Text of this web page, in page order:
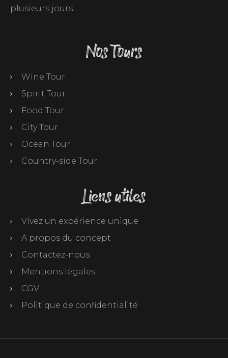
plusieurs jours…
Nos Tours
Wine Tour
Spirit Tour
Food Tour
City Tour
Ocean Tour
Country-side Tour
Liens utiles
Vivez un expérience unique
A propos du concept
Contactez-nous
Mentions légales
CGV
Politique de confidentialité